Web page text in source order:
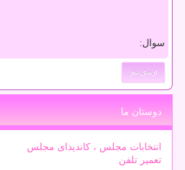
سوال:
دوستان ما
انتخابات مجلس ، کاندیدای مجلس
تعمیر تلفن